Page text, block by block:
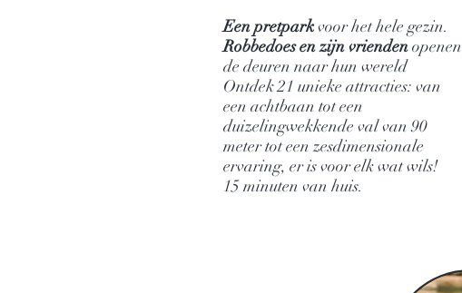
Een pretparkvoor het hele gezin.
Robbedoes en zijn vriendenopenen
de deuren naar hun wereld
Ontdek 21 unieke attracties: van
een achtbaan tot een
duizelingwekkende val van 90
meter tot een zesdimensionale
ervaring, er is voor elk wat wils!
15 minuten van huis.